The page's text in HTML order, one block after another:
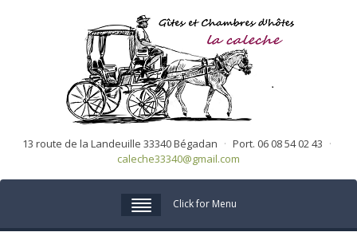
13 route de la Landeuille 33340 Bégadan · Port. 06 08 54 02 43 ·
caleche33340@gmail.com
Click for Menu